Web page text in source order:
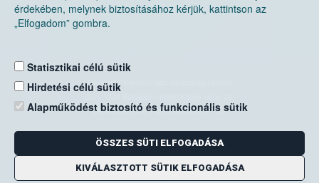
érdekében, melynek biztosításához kérjük, kattintson az
„Elfogadom” gombra.
Statisztikai célú sütik
Hirdetési célú sütik
Alapműködést biztosító és funkcionális sütik
ÖSSZES SÜTI ELFOGADÁSA
KIVÁLASZTOTT SÜTIK ELFOGADÁSA
Nemzeti Élelmiszerlánc-biztonsági Hivatal
Levelezési cím: 1525 Budapest. Pf. 30.
E-mail:ugyfelszolgalat@nebih.gov.hu
Zöld szám: 06-80/263-244
Telefon: 06-1/ 336-9000